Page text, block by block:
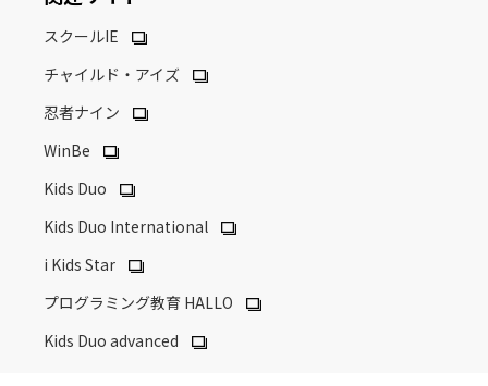
スクールIE
チャイルド・アイズ
忍者ナイン
WinBe
Kids Duo
Kids Duo International
i Kids Star
プログラミング教育 HALLO
Kids Duo advanced